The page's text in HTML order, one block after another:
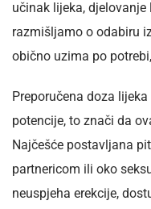
učinak lijeka,
razmišljamo o odabiru
obično uzima po
Preporučena doza
potencije, to znači da
Najčešće postavljana
partnericom ili oko
neuspjeha erekcije,